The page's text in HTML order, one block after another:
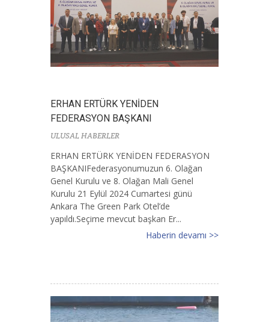
ERHAN ERTÜRK YENİDEN
FEDERASYON BAŞKANI
ULUSAL HABERLER
ERHAN ERTÜRK YENİDEN FEDERASYON
BAŞKANIFederasyonumuzun 6. Olağan
Genel Kurulu ve 8. Olağan Mali Genel
Kurulu 21 Eylül 2024 Cumartesi günü
Ankara The Green Park Otel’de
yapıldı.Seçime mevcut başkan Er...
Haberin devamı >>